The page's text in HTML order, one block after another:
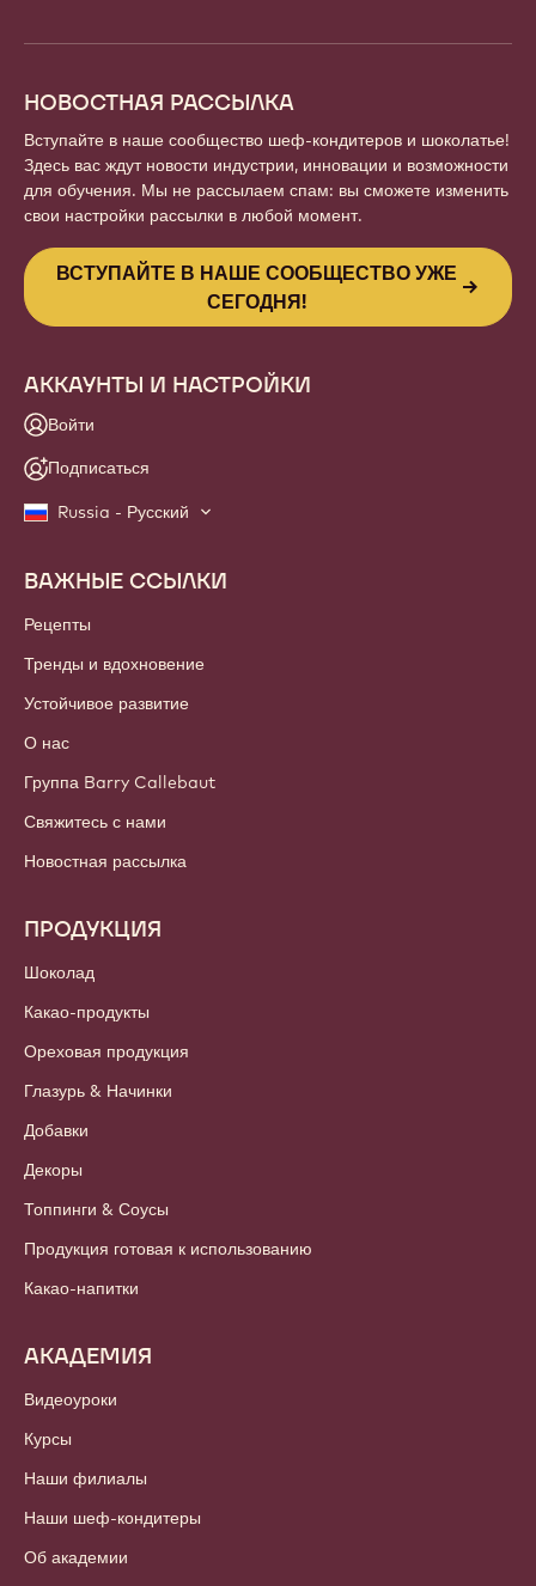
НОВОСТНАЯ РАССЫЛКА
Вступайте в наше сообщество шеф-кондитеров и шоколатье!
Здесь вас ждут новости индустрии, инновации и возможности
для обучения. Мы не рассылаем спам: вы сможете изменить
свои настройки рассылки в любой момент.
ВСТУПАЙТЕ В НАШЕ СООБЩЕСТВО УЖЕ
СЕГОДНЯ!
АККАУНТЫ И НАСТРОЙКИ
Войти
Подписаться
Russia - Русский
Footer
Callebaut
ВАЖНЫЕ ССЫЛКИ
Рецепты
Тренды и вдохновение
Устойчивое развитие
О нас
Группа Barry Callebaut
Свяжитесь с нами
Новостная рассылка
ПРОДУКЦИЯ
Шоколад
Какао-продукты
Ореховая продукция
Глазурь & Начинки
Добавки
Декоры
Топпинги & Соусы
Продукция готовая к использованию
Какао-напитки
АКАДЕМИЯ
Видеоуроки
Курсы
Наши филиалы
Наши шеф-кондитеры
Об академии